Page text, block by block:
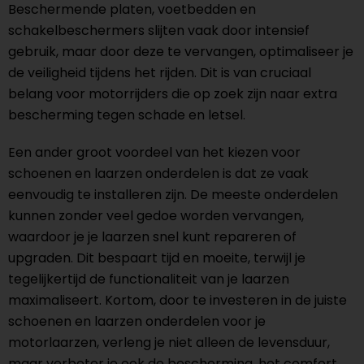
Beschermende platen, voetbedden en
schakelbeschermers slijten vaak door intensief
gebruik, maar door deze te vervangen, optimaliseer je
de veiligheid tijdens het rijden. Dit is van cruciaal
belang voor motorrijders die op zoek zijn naar extra
bescherming tegen schade en letsel.
Een ander groot voordeel van het kiezen voor
schoenen en laarzen onderdelen is dat ze vaak
eenvoudig te installeren zijn. De meeste onderdelen
kunnen zonder veel gedoe worden vervangen,
waardoor je je laarzen snel kunt repareren of
upgraden. Dit bespaart tijd en moeite, terwijl je
tegelijkertijd de functionaliteit van je laarzen
maximaliseert. Kortom, door te investeren in de juiste
schoenen en laarzen onderdelen voor je
motorlaarzen, verleng je niet alleen de levensduur,